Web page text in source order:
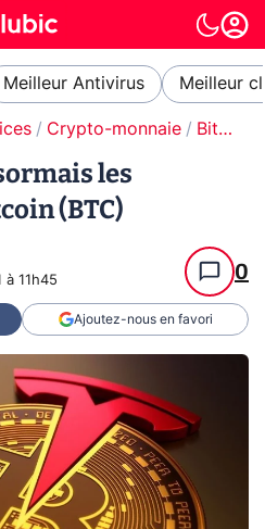
Meilleur Antivirus Meilleur
Crypto-monnaie Bitcoin
les
(BTC)
à 11h45 0
Ajoutez-nous en favori